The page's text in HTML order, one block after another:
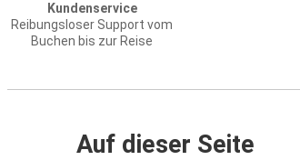
Kundenservice
Reibungsloser Support vom
Buchen bis zur Reise
Auf dieser Seite